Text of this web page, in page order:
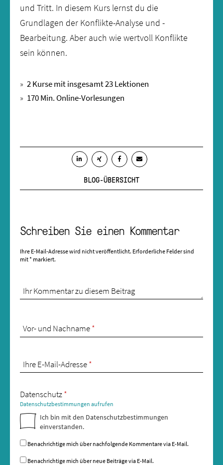
und Tritt. In diesem Kurs lernst du die
Grundlagen der Konflikte-Analyse und -
Bearbeitung. Aber auch wie wertvoll Konflikte
sein können.
2 Kurse mit insgesamt 23 Lektionen
170 Min. Online-Vorlesungen
BLOG-ÜBERSICHT
Schreiben Sie einen Kommentar
Ihre E-Mail-Adresse wird nicht veröffentlicht. Erforderliche Felder sind
mit* markiert.
Ihr Kommentar zu diesem Beitrag
Vor- und Nachname*
Ihre E-Mail-Adresse*
Datenschutz*
Datenschutzbestimmungen aufrufen
Ich bin mit den Datenschutzbestimmungen
einverstanden.
Benachrichtige mich über nachfolgende Kommentare via E-Mail.
Benachrichtige mich über neue Beiträge via E-Mail.